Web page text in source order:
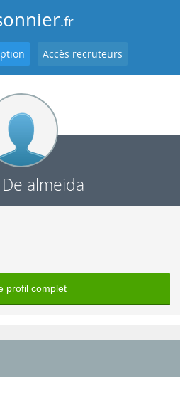
.fr
Accès recruteurs
almeida
profil complet